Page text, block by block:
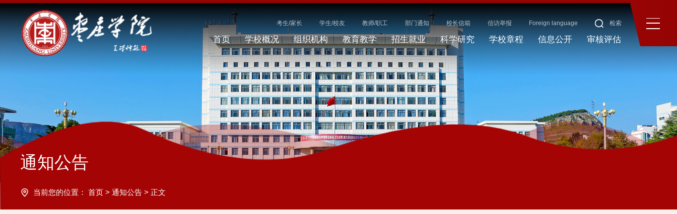
考生/家长 学生/校友 教师/职工 部门通知 校长信箱 信访举报 Foreign language 检索
首页 学校概况 组织机构 教育教学 招生就业 科学研究 学校章程 信息公开 审核评估
通知公告
当前您的位置： 首页> 通知公告> 正文